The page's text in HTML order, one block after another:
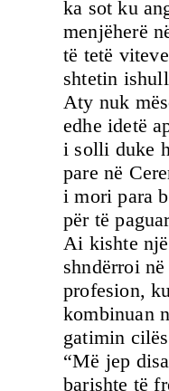
ka sot ku
menjëherë
të tetë
shtetin
Aty nuk
edhe idetë
i solli duke
pare në
i mori para
për të
Ai kishte
shndërroi
profesion,
kombinuan
gatimin
“Më jep
barishte të